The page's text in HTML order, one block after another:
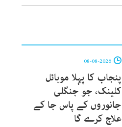
پنجاب کا پہلا موبائل
کلینک، جو جنگلی
جانوروں کے پاس جا کے
علاج کرے گا